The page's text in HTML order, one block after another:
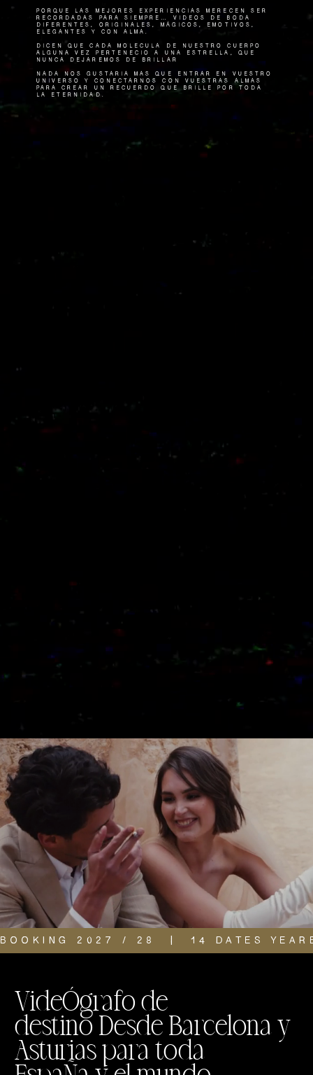
Porque las mejores experiencias merecen ser
recordadas para siempre… Vídeos de boda
diferentes, originales, mÁgicos, emotivos,
elegantes y con alma.
Dicen que cada molécula de nuestro cuerpo
alguna vez perteneció a una estrella, que
nunca dejaremos de brillar
Nada nos gustaría más que entrar en vuestro
universo y conectarnos con vuestras almas
para crear un recuerdo que brille por toda
la eternidad.
BOOKING 2027 / 28  |  14 DATES YEAR
VideÓgrafo de
destino Desde Barcelona y
Asturias para toda